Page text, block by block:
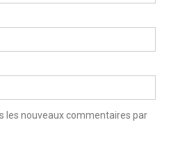
les nouveaux commentaires par